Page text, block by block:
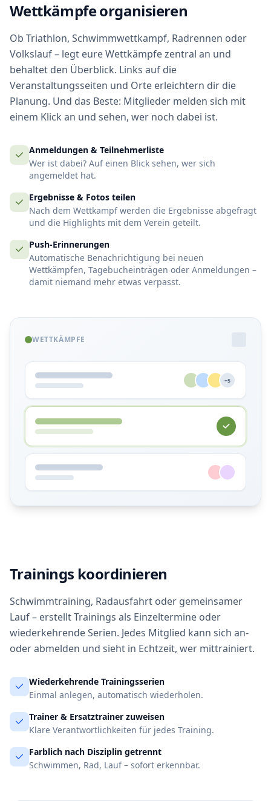
Wettkämpfe organisieren
Ob Triathlon, Schwimmwettkampf, Radrennen oder
Volkslauf – legt eure Wettkämpfe zentral an und
behaltet den Überblick. Links auf die
Veranstaltungsseiten und Orte erleichtern dir die
Planung. Und das Beste: Mitglieder melden sich mit
einem Klick an und sehen, wer noch dabei ist.
Anmeldungen & Teilnehmerliste
Wer ist dabei? Auf einen Blick sehen, wer sich
angemeldet hat.
Ergebnisse & Fotos teilen
Nach dem Wettkampf werden die Ergebnisse abgefragt
und die Highlights mit dem Verein geteilt.
Push-Erinnerungen
Automatische Benachrichtigung bei neuen
Wettkämpfen, Tagebucheinträgen oder Anmeldungen –
damit niemand mehr etwas verpasst.
WETTKÄMPFE
+5
Trainings koordinieren
Schwimmtraining, Radausfahrt oder gemeinsamer
Lauf – erstellt Trainings als Einzeltermine oder
wiederkehrende Serien. Jedes Mitglied kann sich an-
oder abmelden und sieht in Echtzeit, wer mittrainiert.
Wiederkehrende Trainingsserien
Einmal anlegen, automatisch wiederholen.
Trainer & Ersatztrainer zuweisen
Klare Verantwortlichkeiten für jedes Training.
Farblich nach Disziplin getrennt
Schwimmen, Rad, Lauf – sofort erkennbar.